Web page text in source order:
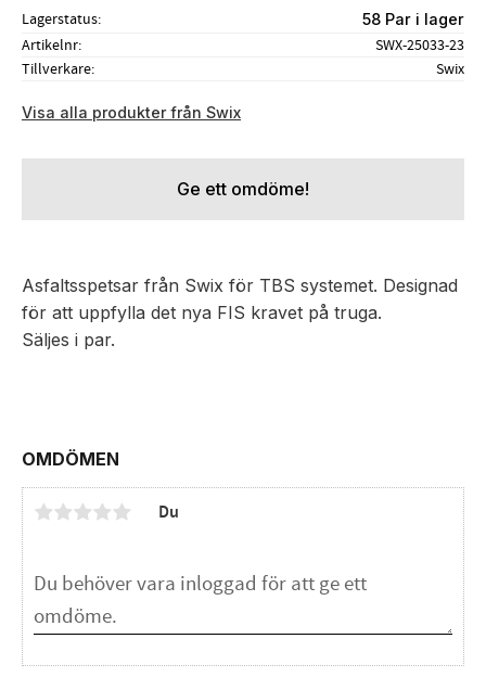
Lagerstatus 58 Par i lager
Artikelnr
SWX-25033-23
Tillverkare
Swix
Visa alla produkter från Swix
Ge ett omdöme!
Asfaltsspetsar från Swix för TBS systemet. Designad
för att uppfylla det nya FIS kravet på truga.
Säljes i par.
OMDÖMEN
Du